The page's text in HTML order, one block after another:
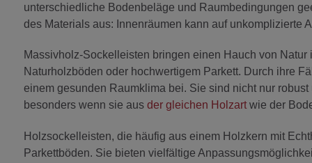
unterschiedliche Bodenbeläge und Raumbedingungen
des Materials aus: Innenräumen kann auf unkomplizierte
Massivholz-Sockelleisten bringen einen Hauch von
Naturholzböden oder hochwertigem Parkett. Durch ihre
einem gesunden Raumklima bei. Sie sind nicht nur
besonders wenn sie aus der gleichen Holzart wie der
Holzsockelleisten, die häufig aus einem Holzkern mit
Parkettböden. Sie bieten vielfältige